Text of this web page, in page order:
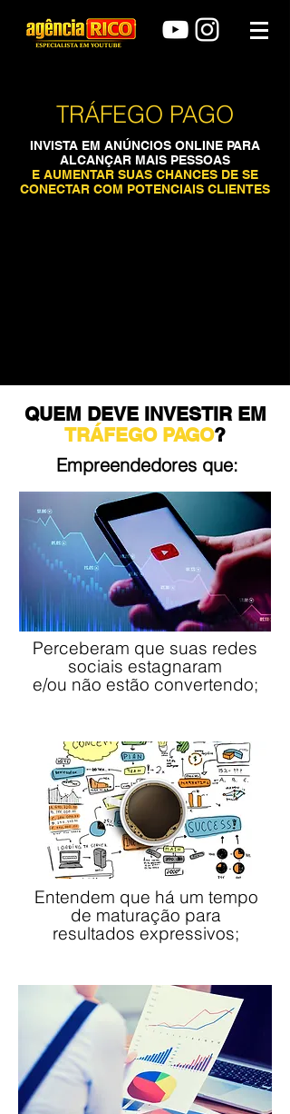
TRÁFEGO PAGO
INVISTA EM ANÚNCIOS ONLINE PARA
ALCANÇAR MAIS PESSOAS
E AUMENTAR SUAS CHANCES DE SE
CONECTAR COM POTENCIAIS CLIENTES
QUEM DEVE INVESTIR EM
TRÁFEGO PAGO?
Empreendedores que:
Perceberam que suas redes
sociais estagnaram
e/ou não estão convertendo;
Entendem que há um tempo
de maturação para
resultados expressivos;